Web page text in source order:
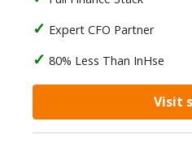
Expert CFO Partner
80% Less Than InHse
Visit